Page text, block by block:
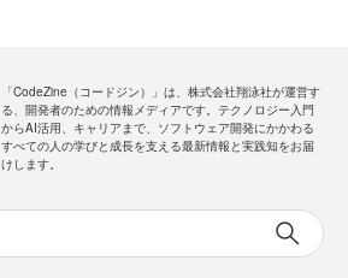
「CodeZine（コードジン）」は、株式会社翔泳社が運営す
る、開発者のための情報メディアです。テクノロジー入門
からAI活用、キャリアまで、ソフトウェア開発にかかわる
すべての人の学びと成長を支える最新情報と実践知をお届
けします。